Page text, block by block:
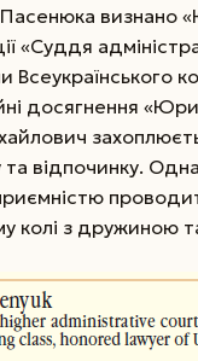
визнано
«Суддя
Всеукраїнського
досягнення
відпочинку.
колі з дружиною